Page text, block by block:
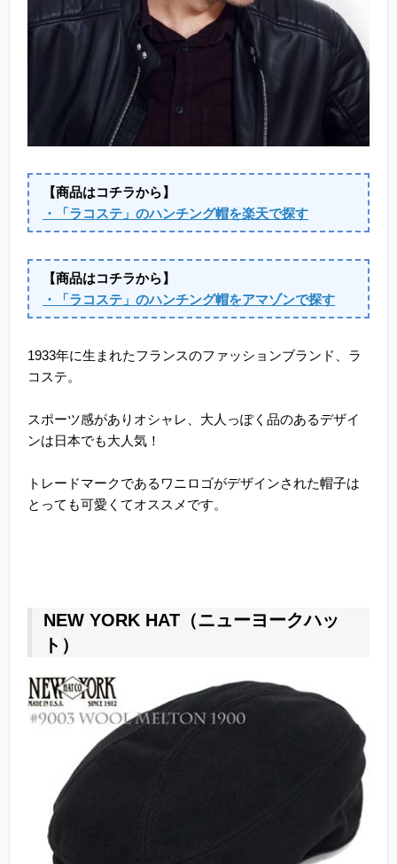
【商品はコチラから】
・「ラコステ」のハンチング帽を楽天で探す
【商品はコチラから】
・「ラコステ」のハンチング帽をアマゾンで探す
1933年に生まれたフランスのファッションブランド、ラ
コステ。
スポーツ感がありオシャレ、大人っぽく品のあるデザイ
ンは日本でも大人気！
トレードマークであるワニロゴがデザインされた帽子は
とっても可愛くてオススメです。
NEW YORK HAT（ニューヨークハッ
ト）